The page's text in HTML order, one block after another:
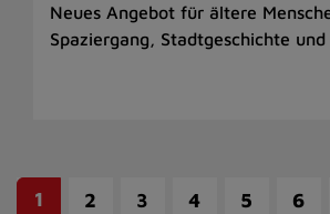
Neues Angebot für ältere
Spaziergang, Stadtgeschichte
1 2 3 4 5 6